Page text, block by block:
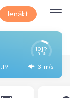
Ienākt
1019
hPa
3 m/s